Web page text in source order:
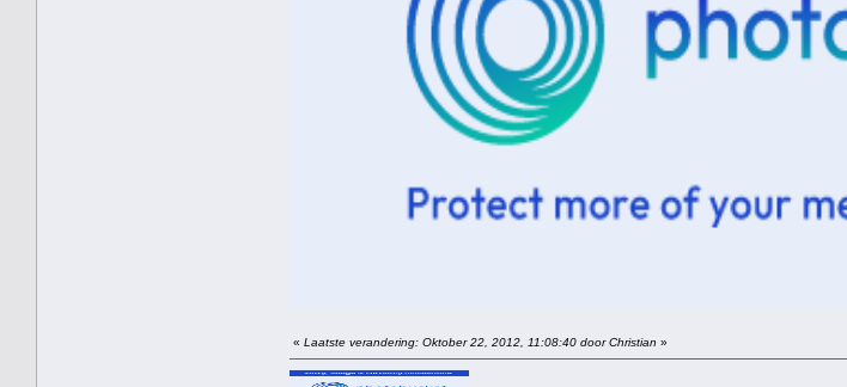
« Laatste verandering: Oktober 22, 2012, 11:08:40 door Christian »